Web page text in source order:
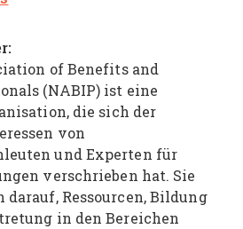
of Benefits and
(NABIP) ist eine
die sich der
von
und Experten für
verschrieben hat. Sie
Ressourcen, Bildung
in den Bereichen